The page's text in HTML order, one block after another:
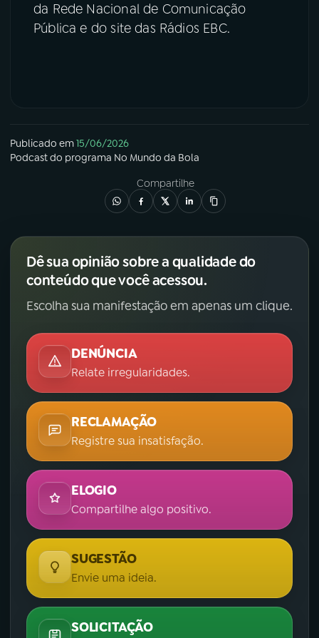
da Rede Nacional de Comunicação
Pública e do site das Rádios EBC.
Publicado em15/06/2026
Podcastdo programa No Mundo da Bola
Compartilhe
Dê sua opinião sobre a qualidade do
conteúdo que você acessou.
Escolha sua manifestação em apenas um clique.
DENÚNCIA
Relate irregularidades.
RECLAMAÇÃO
Registre sua insatisfação.
ELOGIO
Compartilhe algo positivo.
SUGESTÃO
Envie uma ideia.
SOLICITAÇÃO